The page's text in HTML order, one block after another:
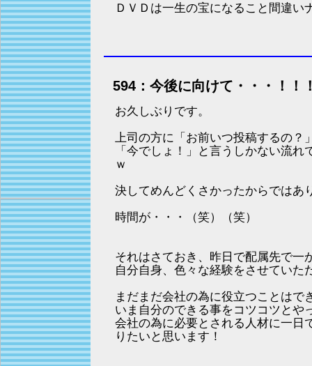
ＤＶＤは一生の宝になること間違い
594：今後に向けて・・・！！
お久しぶりです。
上司の方に「お前いつ投稿するの？
「今でしょ！」と言うしかない流
ｗ
決してめんどくさかったからではあ
時間が・・・（笑）（笑）
それはさておき、昨日で配属先で一
自分自身、色々な経験をさせていた
まだまだ会社の為に役立つことはで
いま自分のできる事をコツコツとや
会社の為に必要とされる人材に一日
りたいと思います！